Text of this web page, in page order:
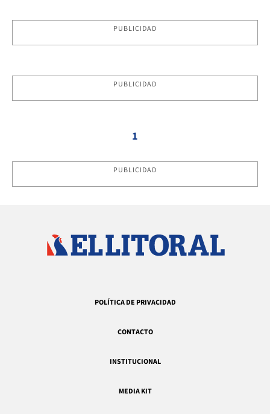
PUBLICIDAD
PUBLICIDAD
1
PUBLICIDAD
POLÍTICA DE PRIVACIDAD
CONTACTO
INSTITUCIONAL
MEDIA KIT